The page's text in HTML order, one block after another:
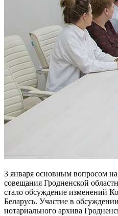
3 января основным вопросом
совещания Гродненской
стало обсуждение изменений
Беларусь. Участие в
нотариального архива